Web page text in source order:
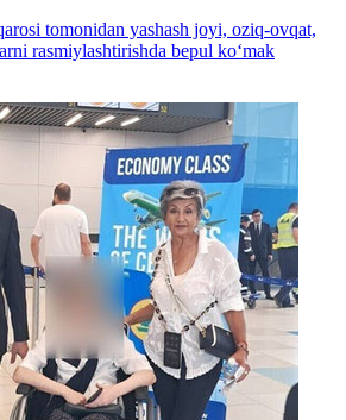
tomonidan yashash joyi, oziq-ovqat,
rasmiylashtirishda bepul ko‘mak